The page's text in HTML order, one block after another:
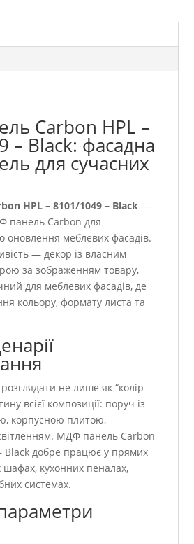
Carbon HPL –
– Black: фасадна
для сучасних
HPL – 8101/1049 – Black —
панель Carbon для
оновлення меблевих фасадів.
— декор із власним
за зображенням товару,
для меблевих фасадів, де
кольору, формату листа та
не лише як “колір
всієї композиції: поруч із
корпусною плитою,
МДФ панель Carbon
Black добре працює у прямих
шафах, кухонних пеналах,
системах.